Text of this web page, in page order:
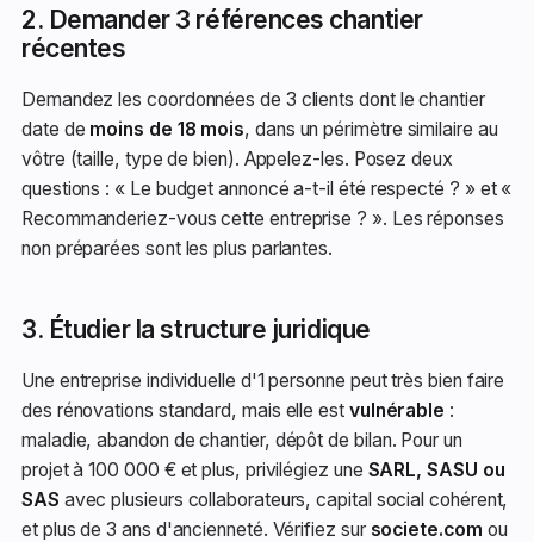
2. Demander 3 références chantier
récentes
Demandez les coordonnées de 3 clients dont le chantier
date de moins de 18 mois, dans un périmètre similaire au
vôtre (taille, type de bien). Appelez-les. Posez deux
questions : « Le budget annoncé a-t-il été respecté ? » et «
Recommanderiez-vous cette entreprise ? ». Les réponses
non préparées sont les plus parlantes.
3. Étudier la structure juridique
Une entreprise individuelle d'1 personne peut très bien faire
des rénovations standard, mais elle est vulnérable :
maladie, abandon de chantier, dépôt de bilan. Pour un
projet à 100 000 € et plus, privilégiez une SARL, SASU ou
SAS avec plusieurs collaborateurs, capital social cohérent,
et plus de 3 ans d'ancienneté. Vérifiez sur societe.com ou